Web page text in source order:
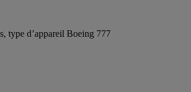
type d’appareil Boeing 777